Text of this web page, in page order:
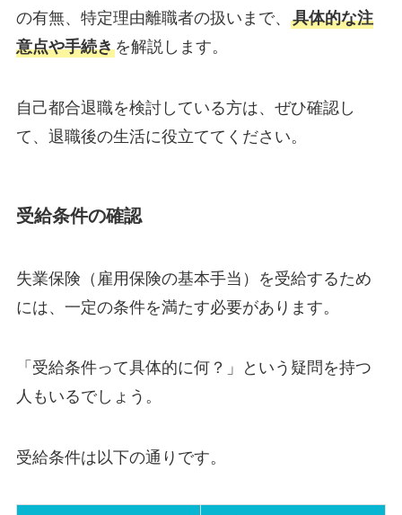
の有無、特定理由離職者の扱いまで、 具体的な注
意点や手続きを解説します。
自己都合退職を検討している方は、ぜひ確認し
て、退職後の生活に役立ててください。
受給条件の確認
失業保険（雇用保険の基本手当）を受給するため
には、一定の条件を満たす必要があります。
「受給条件って具体的に何？」という疑問を持つ
人もいるでしょう。
受給条件は以下の通りです。